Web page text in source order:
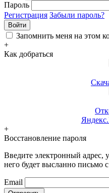
Пароль
Регистрация Забыли пароль?
Войти
Запомнить меня на этом
+
Как добраться
+
Восстановление пароля
Введите электронный адрес,
него будет высланно письмо
Email